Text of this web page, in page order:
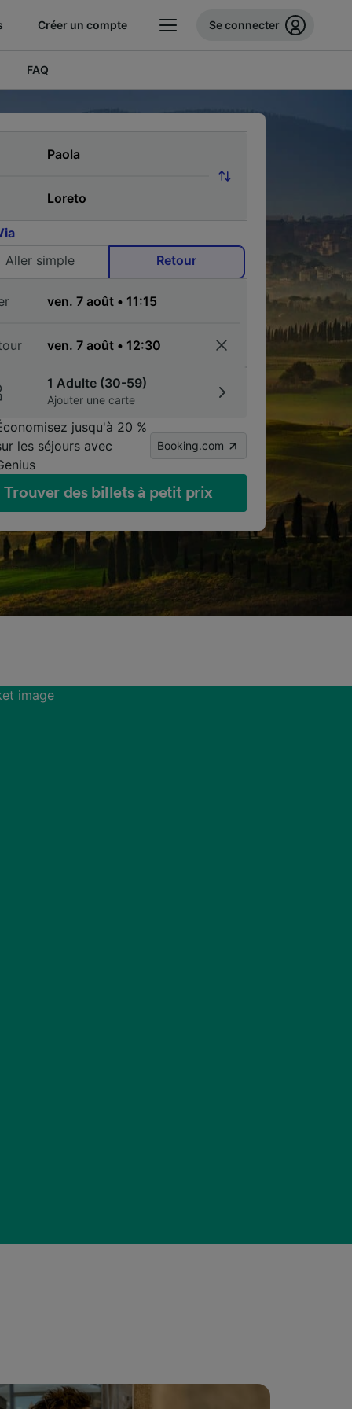
Créer un compte Se connecter
FAQ
Aller simple
Retour
1 Adulte (30-59)
Ajouter une carte
jusqu'à 20 %
les séjours avec
Booking.com
Trouver des billets à petit prix